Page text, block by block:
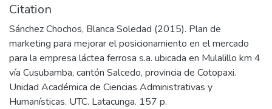
Citation
Sánchez Chochos, Blanca Soledad (2015). Plan de
marketing para mejorar el posicionamiento en el mercado
para la empresa láctea ferrosa s.a. ubicada en Mulalillo km 4
vía Cusubamba, cantón Salcedo, provincia de Cotopaxi.
Unidad Académica de Ciencias Administrativas y
Humanísticas. UTC. Latacunga. 157 p.